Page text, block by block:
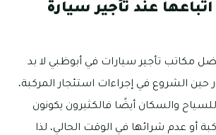
عند تأجير سيارة
مكاتب تأجير سيارات في أبوظبي لا بد
حين الشروع في إجراءات استئجار المركبة،
والسكان أيضًا فالكثيرون يكونون
أو عدم شرائها في الوقت الحالي، لذا